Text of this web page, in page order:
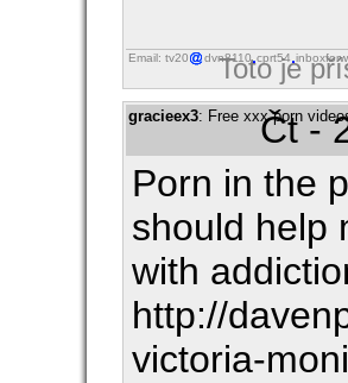
Email: tv20 dvn8110 cprt54
Toto je
gracieex3: Free xxx porn
Čt -
Porn in the
should help
with
http://
victoria-